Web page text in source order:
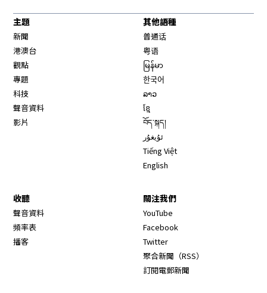
主題
新聞
港澳台
觀點
專題
科技
聲音資料
影片
其他語種
普通话
粤语
မြန်မာ
한국어
ລາວ
ខ្មែ
བོད་སྐད།
ئۇيغۇر
Tiếng Việt
English
收聽
聲音資料
頻率表
播客
關注我們
YouTube
Facebook
Twitter
聚合新聞（RSS）
訂閱電郵新聞